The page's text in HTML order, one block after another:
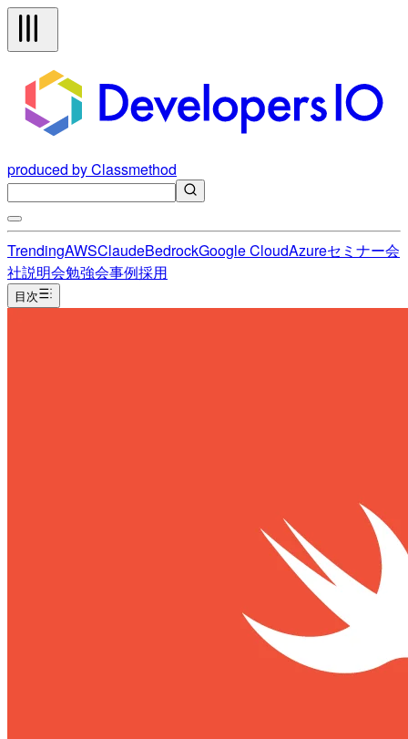
produced by Classmethod
TrendingAWSClaudeBedrockGoogle CloudAzureセミナー会
社説明会勉強会事例採用
目次